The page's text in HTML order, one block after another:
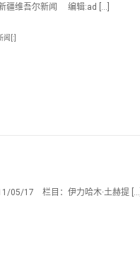
疆维吾尔新闻 编辑:ad […]
闻[:]
05/17 栏目：伊力哈木·土赫提 […]